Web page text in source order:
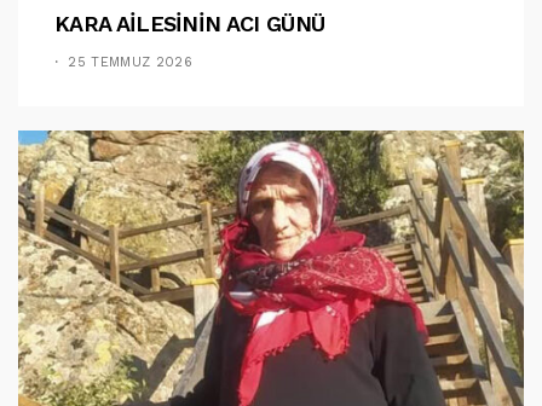
KARA AİLESİNİN ACI GÜNÜ
25 TEMMUZ 2026